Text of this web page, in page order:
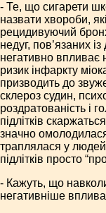
- Те, що сигарети
назвати хвороби,
рецидивуючий
недуг, пов’язаних
негативно впливає
ризик інфаркту
призводить до
склероз судин,
роздратованість і
підлітків
значно
траплялася у людей
підлітків просто
- Кажуть, що
негативніше